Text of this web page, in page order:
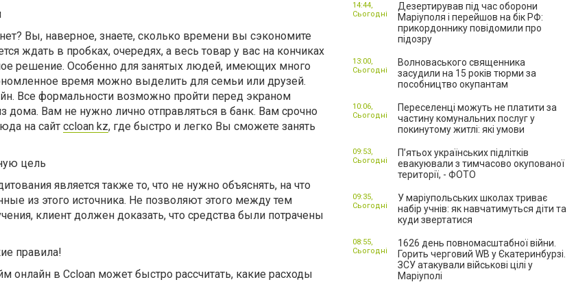
Вы, наверное, знаете, сколько времени вы сэкономите
ждать в пробках, очередях, а весь товар у вас на кончиках
решение. Особенно для занятых людей, имеющих много
время можно выделить для семьи или друзей.
Все формальности возможно пройти перед экраном
дома. Вам не нужно лично отправляться в банк. Вам срочно
на сайт ccloan kz, где быстро и легко Вы сможете занять
цель
является также то, что не нужно объяснять, на что
из этого источника. Не позволяют этого между тем
клиент должен доказать, что средства были потрачены
правила!
онлайн в Ccloan может быстро рассчитать, какие расходы
Дезертирував під час оборони
Маріуполя і перейшов на бік РФ:
прикордоннику повідомили про
підозру
14:44,
Сьогодні
Волноваського священника
засудили на 15 років тюрми за
пособництво окупантам
13:00,
Сьогодні
Переселенці можуть не платити за
частину комунальних послуг у
покинутому житлі: які умови
10:06,
Сьогодні
П’ятьох українських підлітків
евакуювали з тимчасово окупованої
території, - ФОТО
09:53,
Сьогодні
У маріупольських школах триває
набір учнів: як навчатимуться діти та
куди звертатися
09:35,
Сьогодні
1626 день повномасштабної війни.
Горить черговий WB у Єкатеринбурзі.
ЗСУ атакували військові цілі у
Маріуполі
08:55,
Сьогодні